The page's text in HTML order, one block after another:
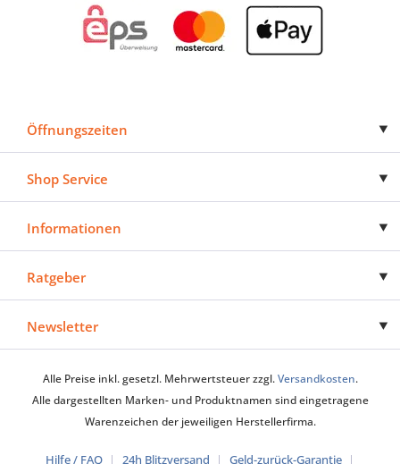
Öffnungszeiten
Shop Service
Informationen
Ratgeber
Newsletter
Alle Preise inkl. gesetzl. Mehrwertsteuer zzgl.Versandkosten.
Alle dargestellten Marken- und Produktnamen sind eingetragene
Warenzeichen der jeweiligen Herstellerfirma.
Hilfe / FAQ 24h Blitzversand Geld-zurück-Garantie